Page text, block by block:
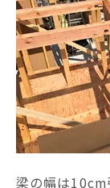
梁の幅は10cm